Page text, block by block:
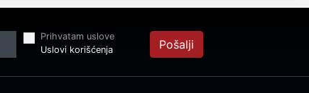
Prihvatam uslove
Uslovi korišćenja
Pošalji